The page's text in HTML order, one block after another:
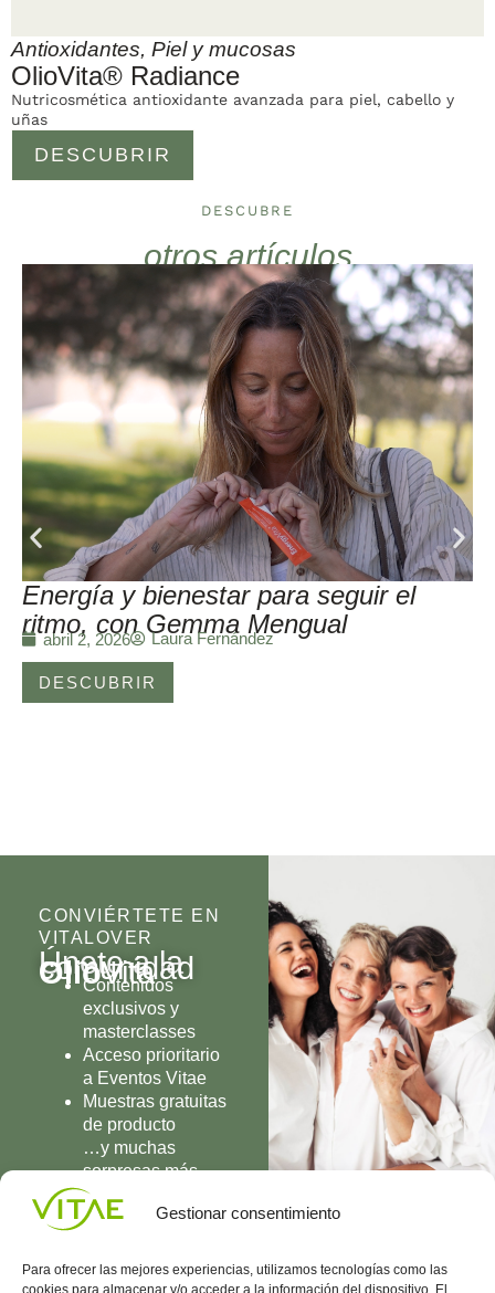
Gestionar consentimiento
Para ofrecer las mejores experiencias, utilizamos tecnologías como las
cookies para almacenar y/o acceder a la información del dispositivo. El
Antioxidantes, Piel y mucosas
OlioVita® Radiance
DESCUBRIR
Nutricosmética antioxidante avanzada para piel, cabello y
uñas
DESCUBRE
otros artículos
Energía y bienestar para seguir el
ritmo, con Gemma Mengual
abril 2, 2026 Laura Fernández
DESCUBRIR
CONVIÉRTETE EN
VITALOVER
Únete a la
comunidad
OlioVita
Contenidos
exclusivos y
masterclasses
Acceso prioritario
a Eventos Vitae
Muestras gratuitas
de producto
…y muchas
sorpresas más
UNIRME